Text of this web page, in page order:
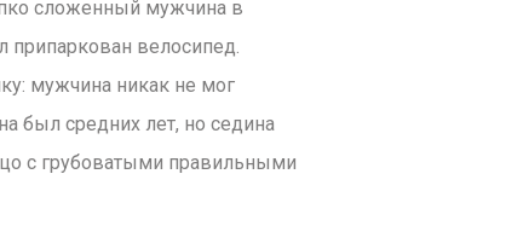
сложенный мужчина в
велосипед.
мужчина никак не мог
был средних лет, но седина
с грубоватыми правильными